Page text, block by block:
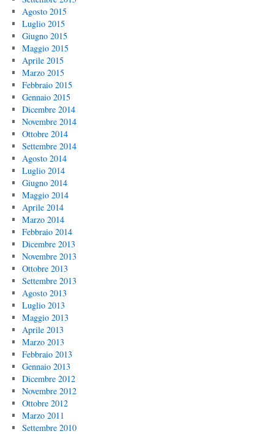
Agosto 2015
Luglio 2015
Giugno 2015
Maggio 2015
Aprile 2015
Marzo 2015
Febbraio 2015
Gennaio 2015
Dicembre 2014
Novembre 2014
Ottobre 2014
Settembre 2014
Agosto 2014
Luglio 2014
Giugno 2014
Maggio 2014
Aprile 2014
Marzo 2014
Febbraio 2014
Dicembre 2013
Novembre 2013
Ottobre 2013
Settembre 2013
Agosto 2013
Luglio 2013
Maggio 2013
Aprile 2013
Marzo 2013
Febbraio 2013
Gennaio 2013
Dicembre 2012
Novembre 2012
Ottobre 2012
Marzo 2011
Settembre 2010